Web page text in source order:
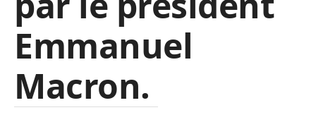
Emmanuel
Macron.